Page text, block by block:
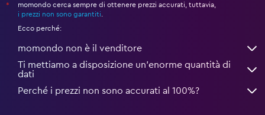
*
momondo cerca sempre di ottenere prezzi accurati, tuttavia,
i prezzi non sono garantiti
Ecco perché:
momondo non è il venditore
Ti mettiamo a disposizione un’enorme quantità di
dati
Perché i prezzi non sono accurati al 100%?